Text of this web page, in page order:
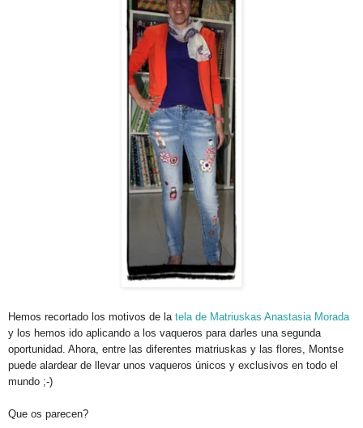
Hemos recortado los motivos de la tela de Matriuskas Anastasia Morada
y los hemos ido aplicando a los vaqueros para darles una segunda
oportunidad. Ahora, entre las diferentes matriuskas y las flores, Montse
puede alardear de llevar unos vaqueros únicos y exclusivos en todo el
mundo ;-)
Que os parecen?